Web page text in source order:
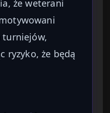
że weterani
turniejów,
ryzyko, że będą